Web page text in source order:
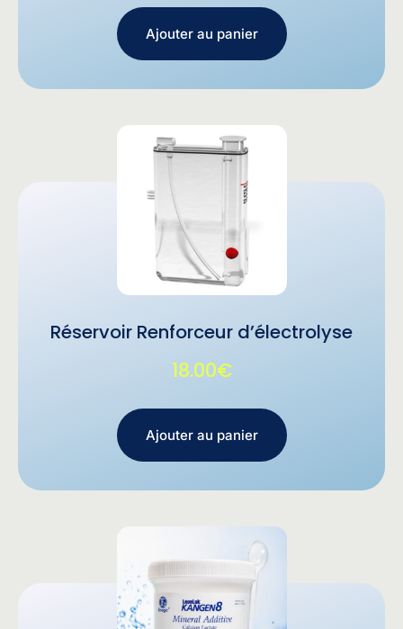
Ajouter au panier
Réservoir Renforceur d’électrolyse
18.00€
Ajouter au panier